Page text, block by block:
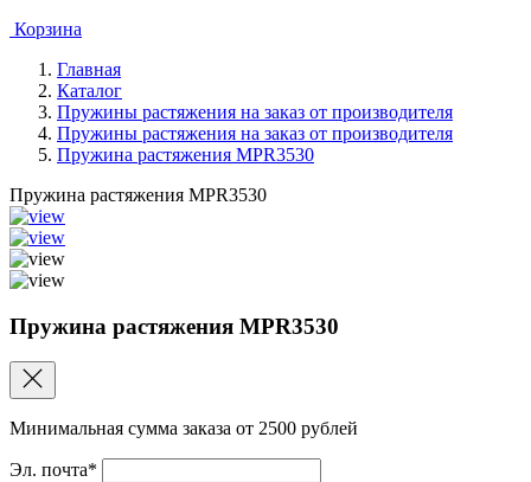
Корзина
Главная
Каталог
Пружины растяжения на заказ от производителя
Пружины растяжения на заказ от производителя
Пружина растяжения MPR3530
Пружина растяжения MPR3530
Пружина растяжения MPR3530
Минимальная сумма заказа от 2500 рублей
Эл. почта*